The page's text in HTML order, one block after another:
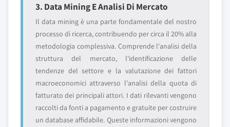
3. Data Mining E Analisi Di Mercato
Il data mining è una parte fondamentale del nostro
processo di ricerca, contribuendo per circa il 20% alla
metodologia complessiva. Comprende l'analisi della
struttura del mercato, l'identificazione delle
tendenze del settore e la valutazione dei fattori
macroeconomici attraverso l'analisi della quota di
fatturato dei principali attori. I dati rilevanti vengono
raccolti da fonti a pagamento e gratuite per costruire
un database affidabile. Queste informazioni vengono